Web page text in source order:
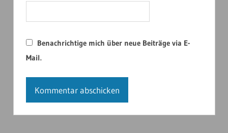
Benachrichtige mich über neue Beiträge via E-
Mail.